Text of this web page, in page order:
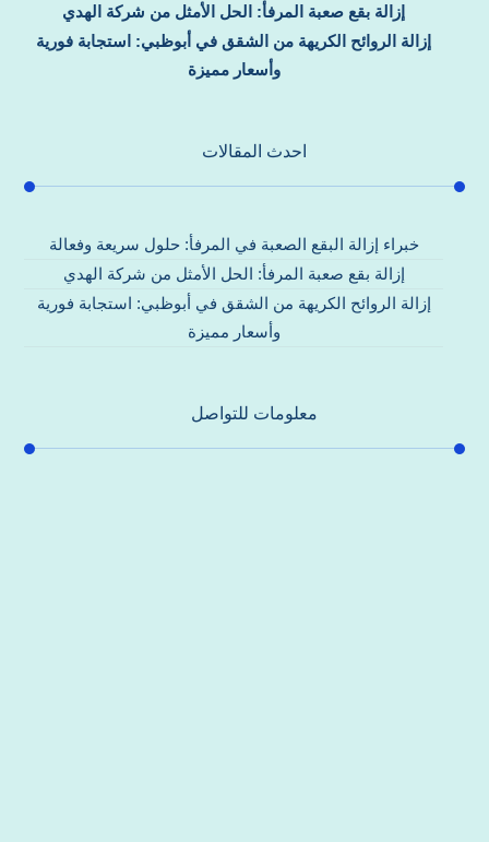
إزالة بقع صعبة المرفأ: الحل الأمثل من شركة الهدي
إزالة الروائح الكريهة من الشقق في أبوظبي: استجابة فورية
وأسعار مميزة
احدث المقالات
خبراء إزالة البقع الصعبة في المرفأ: حلول سريعة وفعالة
إزالة بقع صعبة المرفأ: الحل الأمثل من شركة الهدي
إزالة الروائح الكريهة من الشقق في أبوظبي: استجابة فورية
وأسعار مميزة
معلومات للتواصل